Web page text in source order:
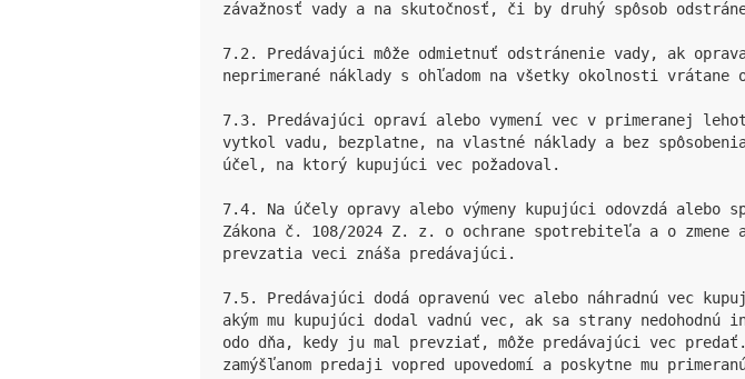
závažnosť vady a na skutočnosť, či by druhý spôsob
7.2. Predávajúci môže odmietnuť odstránenie vady, ak
neprimerané náklady s ohľadom na všetky okolnosti
7.3. Predávajúci opraví alebo vymení vec v primeranej
vytkol vadu, bezplatne, na vlastné náklady a bez
účel, na ktorý kupujúci vec požadoval.
7.4. Na účely opravy alebo výmeny kupujúci odovzdá alebo
Zákona č. 108/2024 Z. z. o ochrane spotrebiteľa a o
prevzatia veci znáša predávajúci.
7.5. Predávajúci dodá opravenú vec alebo náhradnú vec
akým mu kupujúci dodal vadnú vec, ak sa strany
odo dňa, kedy ju mal prevziať, môže predávajúci vec
zamýšľanom predaji vopred upovedomí a poskytne mu